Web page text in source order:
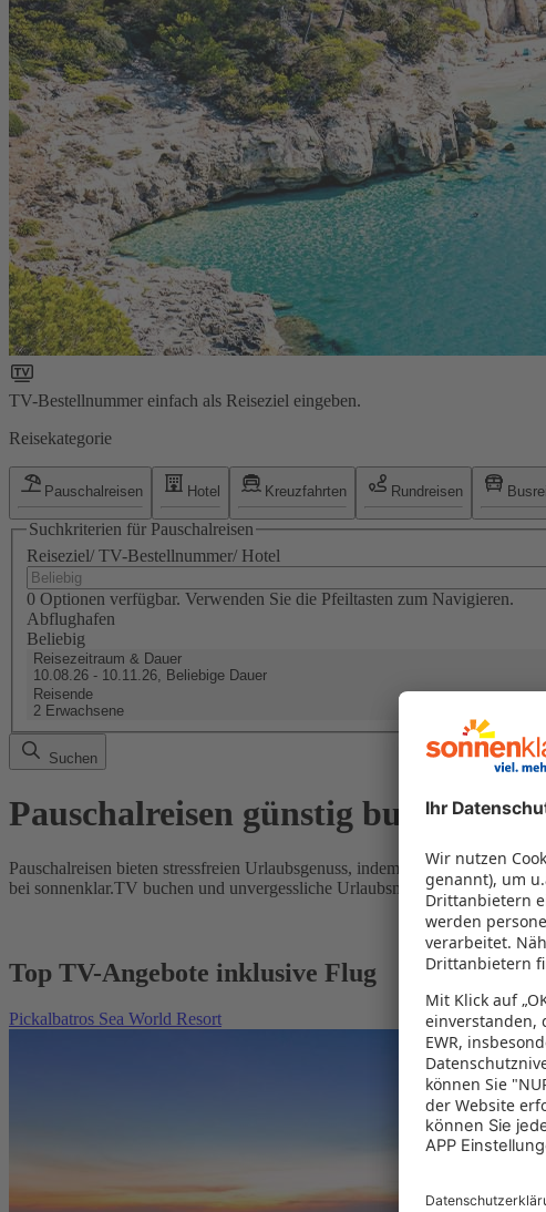
TV-Bestellnummer einfach als Reiseziel eingeben.
Reisekategorie
Pauschalreisen Hotel Kreuzfahrten Rundreisen
Suchkriterien für Pauschalreisen
Reiseziel/ TV-Bestellnummer/ Hotel
0 Optionen verfügbar. Verwenden Sie die Pfeiltasten zum Navigieren.
Abflughafen
Beliebig
Reisezeitraum & Dauer
10.08.26 - 10.11.26, Beliebige Dauer
Reisende
2 Erwachsene
Suchen
Pauschalreisen günstig buchen
Pauschalreisen bieten stressfreien Urlaubsgenuss, indem Flug und Hotel in
bei sonnenklar.TV buchen und unvergessliche Urlaubsmomente erleben!
Top TV-Angebote inklusive Flug
Pickalbatros Sea World Resort